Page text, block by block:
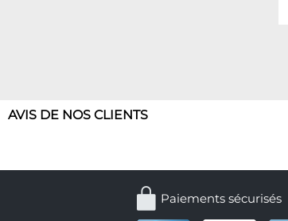
AVIS DE NOS CLIENTS
Paiements sécurisés